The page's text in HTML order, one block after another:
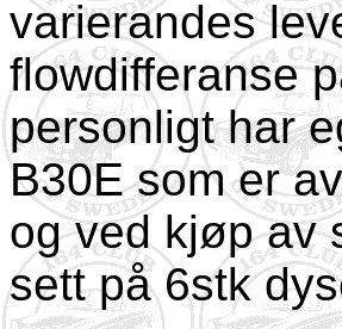
varierandes
flowdifferanse
personligt har
B30E som er
og ved kjøp av
sett på 6stk